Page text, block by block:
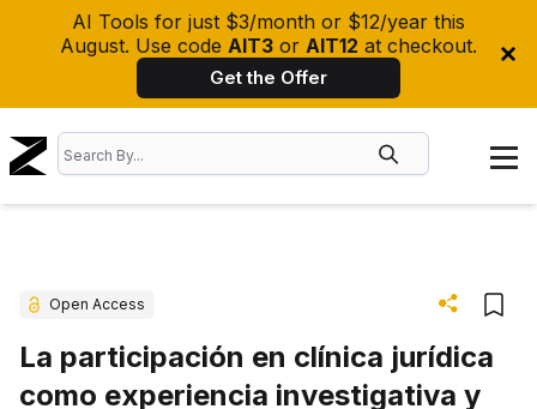
AI Tools for just $3/month or $12/year this
August. Use code AIT3 or AIT12 at checkout.
Get the Offer
Open Access
La participación en clínica jurídica
como experiencia investigativa y